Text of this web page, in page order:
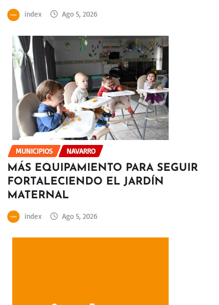
index Ago 5, 2026
MUNICIPIOS NAVARRO
MÁS EQUIPAMIENTO PARA SEGUIR
FORTALECIENDO EL JARDÍN
MATERNAL
index Ago 5, 2026